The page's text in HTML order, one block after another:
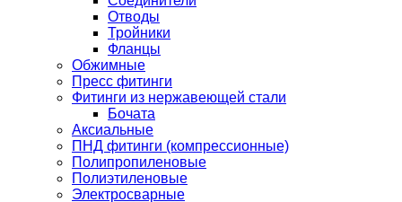
Отводы
Тройники
Фланцы
Обжимные
Пресс фитинги
Фитинги из нержавеющей стали
Бочата
Аксиальные
ПНД фитинги (компрессионные)
Полипропиленовые
Полиэтиленовые
Электросварные